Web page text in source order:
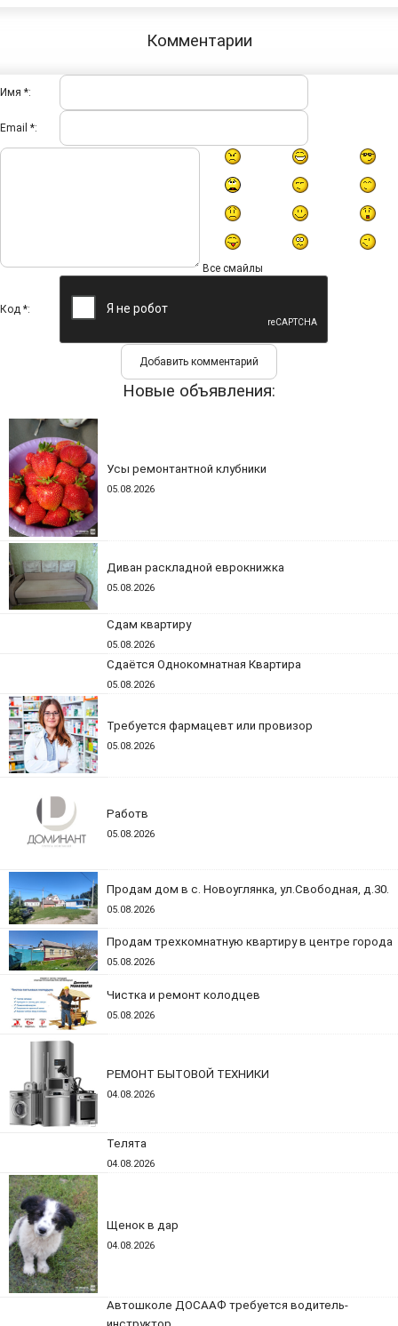
Комментарии
Имя *:
Email *:
Все смайлы
Код *:
Новые объявления:
Усы ремонтантной клубники
05.08.2026
Диван раскладной еврокнижка
05.08.2026
Сдам квартиру
05.08.2026
Сдаётся Однокомнатная Квартира
05.08.2026
Требуется фармацевт или провизор
05.08.2026
Работв
05.08.2026
Продам дом в с. Новоуглянка, ул.Свободная, д.30.
05.08.2026
Продам трехкомнатную квартиру в центре города
05.08.2026
Чистка и ремонт колодцев
05.08.2026
РЕМОНТ БЫТОВОЙ ТЕХНИКИ
04.08.2026
Телята
04.08.2026
Щенок в дар
04.08.2026
Автошколе ДОСААФ требуется водитель-